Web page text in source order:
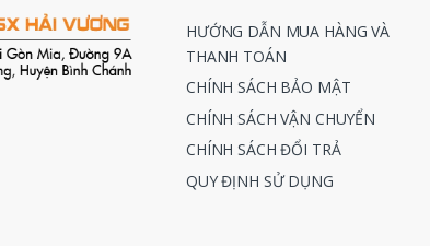
HƯỚNG DẪN MUA HÀNG VÀ
THANH TOÁN
CHÍNH SÁCH BẢO MẬT
CHÍNH SÁCH VẬN CHUYỂN
CHÍNH SÁCH ĐỔI TRẢ
QUY ĐỊNH SỬ DỤNG